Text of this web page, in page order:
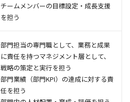
チームメンバーの目標設定・成長支援
を担う
部門担当の専門職として、業務と成果
に責任を持つマネジメント層として、
戦略の策定と実行を担う
部門業績（部門KPI）の達成に対する責
任を担う